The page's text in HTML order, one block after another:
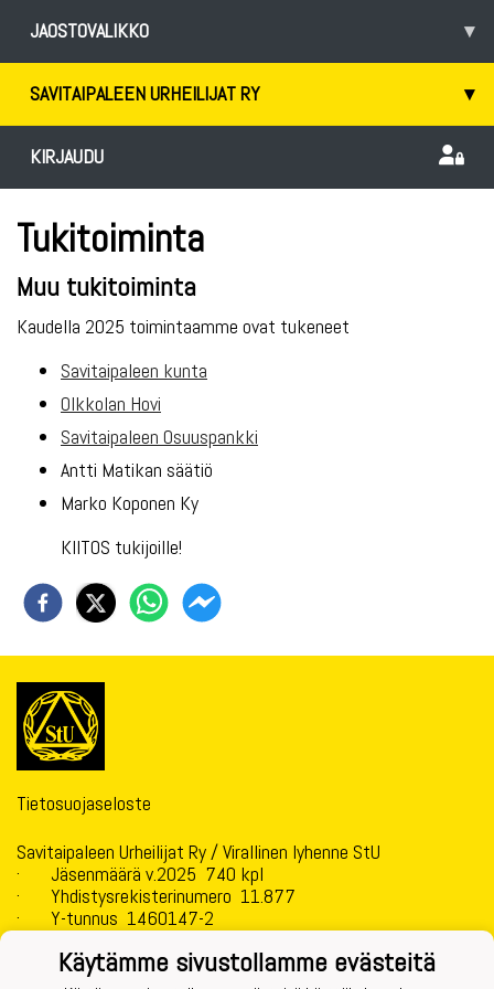
JAOSTOVALIKKO ▾
SAVITAIPALEEN URHEILIJAT RY ▾
KIRJAUDU
Tukitoiminta
Muu tukitoiminta
Kaudella 2025 toimintaamme ovat tukeneet
Savitaipaleen kunta
Olkkolan Hovi
Savitaipaleen Osuuspankki
Antti Matikan säätiö
Marko Koponen Ky
KIITOS tukijoille!
Tietosuojaseloste
Savitaipaleen Urheilijat Ry / Virallinen lyhenne StU
· Jäsenmäärä v.2025 740 kpl
· Yhdistysrekisterinumero 11.877
· Y-tunnus 1460147-2
· Perustettu 24.3.1915
Käytämme sivustollamme evästeitä